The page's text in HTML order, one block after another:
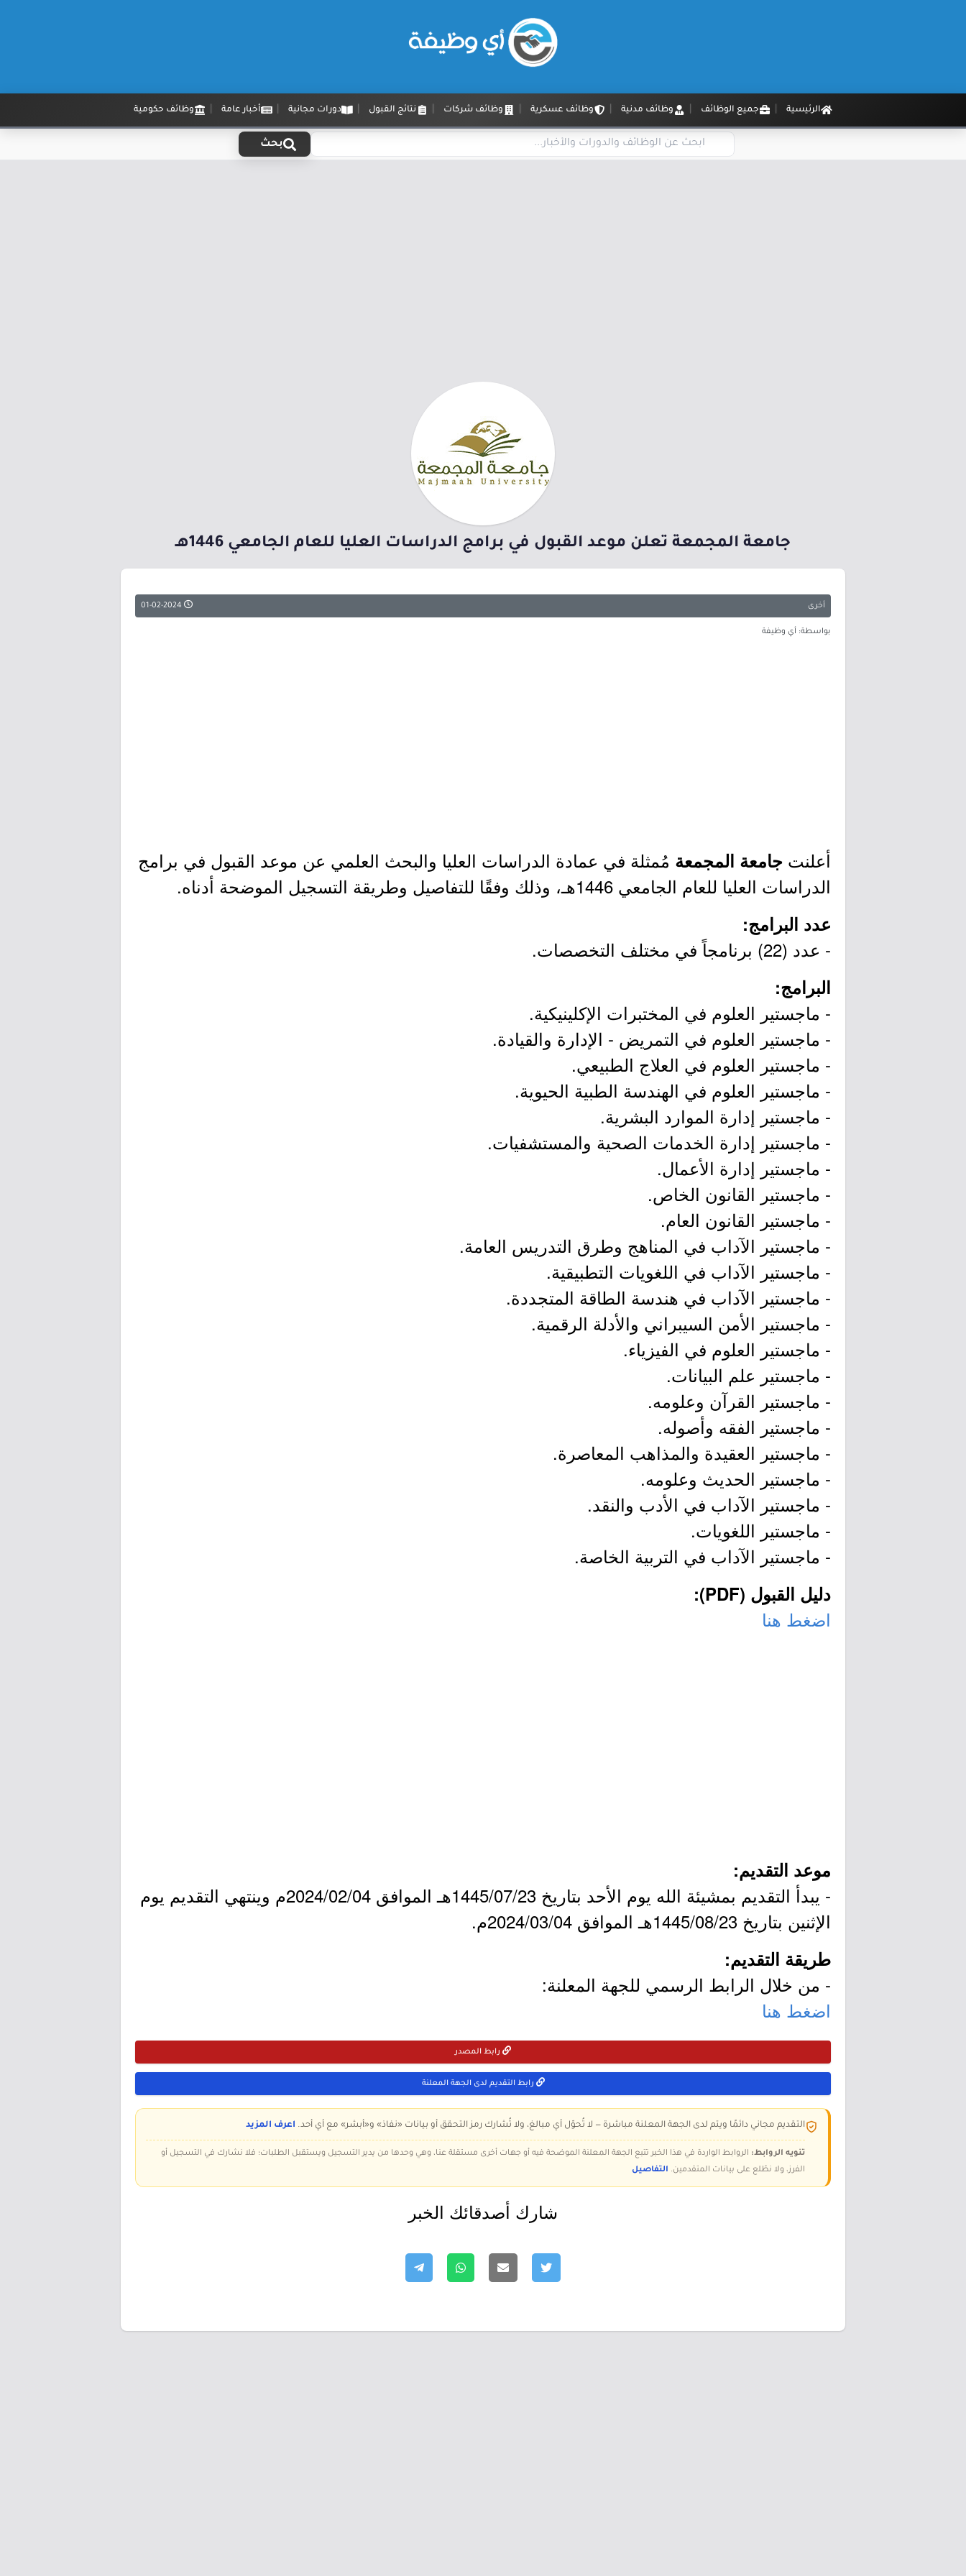
الرئيسية جميع الوظائف وظائف مدنية وظائف عسكرية وظائف شركات نتائج القبول دورات مجانية أخبار عامة وظائف حكومية
بحث
جامعة المجمعة تعلن موعد القبول في برامج الدراسات العليا للعام الجامعي 1446هـ
أخرى
بواسطة: أي وظيفة
أعلنت جامعة المجمعة مُمثلة في عمادة الدراسات العليا والبحث العلمي عن موعد القبول في برامج
الدراسات العليا للعام الجامعي 1446هـ، وذلك وفقًا للتفاصيل وطريقة التسجيل الموضحة أدناه.
عدد البرامج:
- عدد (22) برنامجاً في مختلف التخصصات.
البرامج:
- ماجستير العلوم في المختبرات الإكلينيكية.
- ماجستير العلوم في التمريض - الإدارة والقيادة.
- ماجستير العلوم في العلاج الطبيعي.
- ماجستير العلوم في الهندسة الطبية الحيوية.
- ماجستير إدارة الموارد البشرية.
- ماجستير إدارة الخدمات الصحية والمستشفيات.
- ماجستير إدارة الأعمال.
- ماجستير القانون الخاص.
- ماجستير القانون العام.
- ماجستير الآداب في المناهج وطرق التدريس العامة.
- ماجستير الآداب في اللغويات التطبيقية.
- ماجستير الآداب في هندسة الطاقة المتجددة.
- ماجستير الأمن السيبراني والأدلة الرقمية.
- ماجستير العلوم في الفيزياء.
- ماجستير علم البيانات.
- ماجستير القرآن وعلومه.
- ماجستير الفقه وأصوله.
- ماجستير العقيدة والمذاهب المعاصرة.
- ماجستير الحديث وعلومه.
- ماجستير الآداب في الأدب والنقد.
- ماجستير اللغويات.
- ماجستير الآداب في التربية الخاصة.
دليل القبول (PDF):
اضغط هنا
موعد التقديم:
- يبدأ التقديم بمشيئة الله يوم الأحد بتاريخ 1445/07/23هـ الموافق 2024/02/04م وينتهي التقديم يوم
الإثنين بتاريخ 1445/08/23هـ الموافق 2024/03/04م.
طريقة التقديم:
- من خلال الرابط الرسمي للجهة المعلنة:
اضغط هنا
رابط المصدر
رابط التقديم لدى الجهة المعلنة
التقديم مجاني دائمًا ويتم لدى الجهة المعلنة مباشرة — لا تُحوّل أي مبالغ، ولا تُشارك رمز التحقق أو بيانات «نفاذ» و«أبشر» مع أي أحد. اعرف المزيد
تنويه الروابط: الروابط الواردة في هذا الخبر تتبع الجهة المعلنة الموضحة فيه أو جهات أخرى مستقلة عنا، وهي وحدها من يدير التسجيل ويستقبل الطلبات؛ فلا نشارك في التسجيل أو
الفرز، ولا نطّلع على بيانات المتقدمين. التفاصيل
شارك أصدقائك الخبر